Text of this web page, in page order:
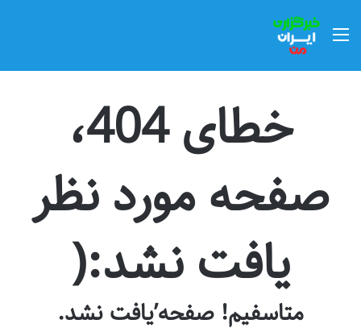
خطای 404،
صفحه مورد نظر
یافت نشد:(
متاسفیم! صفحه’یافت نشد.